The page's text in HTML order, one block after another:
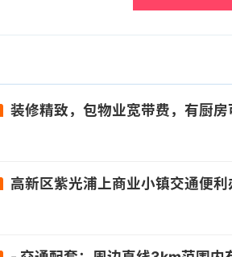
装修精致，包物业宽带费，有厨房可做饭
高新区紫光浦上商业小镇交通便